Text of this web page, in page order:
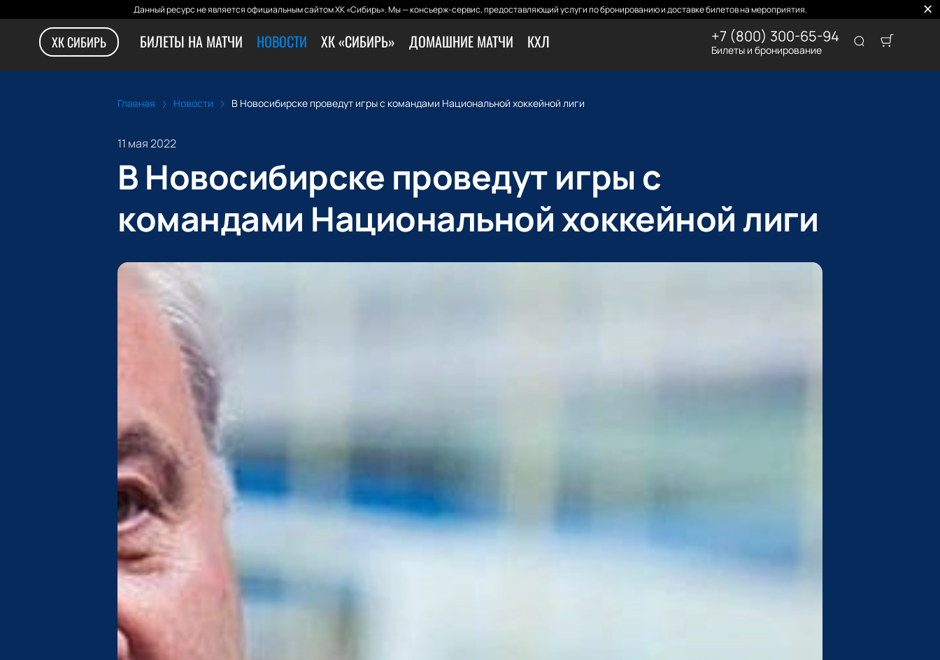
Данный ресурс не является официальным сайтом ХК «Сибирь». Мы — консьерж-сервис, предоставляющий услуги по бронированию и доставке билетов на мероприятия.
ХК СИБИРЬ БИЛЕТЫ НА МАТЧИ НОВОСТИ ХК «СИБИРЬ» ДОМАШНИЕ МАТЧИ КХЛ +7 (800) 300-65-94
Билеты и бронирование
Главная Новости В Новосибирске проведут игры с командами Национальной хоккейной лиги
11 мая 2022
В Новосибирске проведут игры с
командами Национальной хоккейной лиги